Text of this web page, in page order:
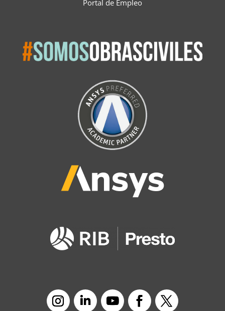
Portal de Empleo